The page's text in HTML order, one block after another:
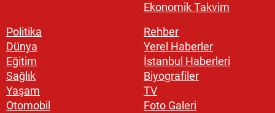
Ekonomik Takvim
Politika
Dünya
Eğitim
Sağlık
Yaşam
Otomobil
Rehber
Yerel Haberler
İstanbul Haberleri
Biyografiler
TV
Foto Galeri